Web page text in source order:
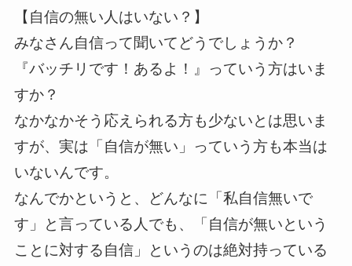
【自信の無い人はいない？】
みなさん自信って聞いてどうでしょうか？
『バッチリです！あるよ！』っていう方はいま
すか？
なかなかそう応えられる方も少ないとは思いま
すが、実は「自信が無い」っていう方も本当は
いないんです。
なんでかというと、どんなに「私自信無いで
す」と言っている人でも、「自信が無いという
ことに対する自信」というのは絶対持っている